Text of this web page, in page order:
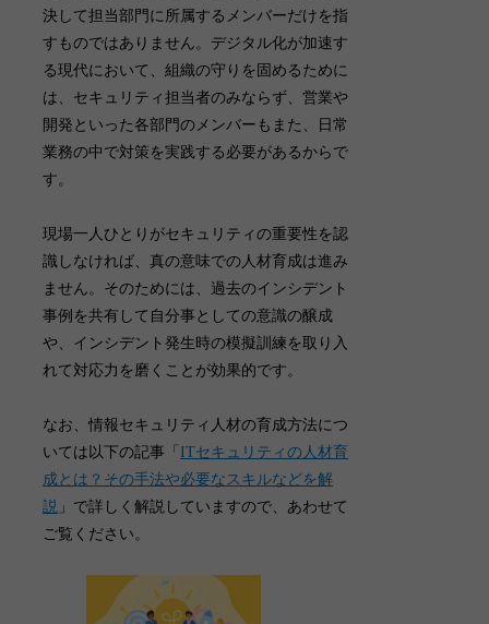
決して担当部門に所属するメンバーだけを指
すものではありません。デジタル化が加速す
る現代において、組織の守りを固めるために
は、セキュリティ担当者のみならず、営業や
開発といった各部門のメンバーもまた、日常
業務の中で対策を実践する必要があるからで
す。
現場一人ひとりがセキュリティの重要性を認
識しなければ、真の意味での人材育成は進み
ません。そのためには、 過去のインシデント
事例を共有して自分事としての意識の醸成
や、インシデント発生時の模擬訓練を取り入
れて対応力を磨くことが効果的です。
なお、情報セキュリティ人材の育成方法につ
いては以下の記事「 ITセキュリティの人材育
成とは？その手法や必要なスキルなどを解
説 」で詳しく解説していますので、あわせて
ご覧ください。